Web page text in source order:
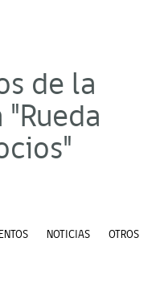
de la
"Rueda
NOTICIAS OTROS